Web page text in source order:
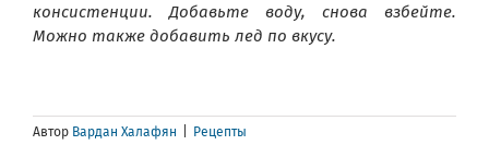
консистенции. Добавьте воду, снова взбейте.
Можно также добавить лед по вкусу.
Автор Вардан Халафян Рецепты